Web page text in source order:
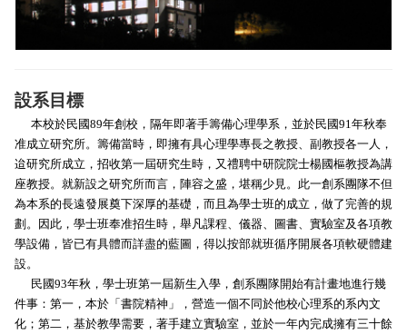
設系目標
本校於民國89年創校，隔年即著手籌備心理學系，並於民國91年秋奉
准成立研究所。籌備當時，即擁有具心理學專長之教授、副教授各一人，
迨研究所成立，招收第一屆研究生時，又禮聘中研院院士楊國樞教授為講
座教授。就新設之研究所而言，陣容之盛，堪稱少見。此一創系團隊不但
為本系的長遠發展奠下深厚的基礎，而且為學士班的成立，做了完善的規
劃。因此，學士班奉准招生時，舉凡課程、儀器、圖書、實驗室及各項教
學設備，皆已有具體而詳盡的藍圖，得以按部就班循序開展各項軟硬體建
設。
民國93年秋，學士班第一屆新生入學，創系團隊開始有計畫地進行幾
件事：第一，本於「書院精神」，營造一個不同於他校心理系的系內文
化；第二，基於教學需要，著手建立實驗室，並於一年內完成擁有三十餘